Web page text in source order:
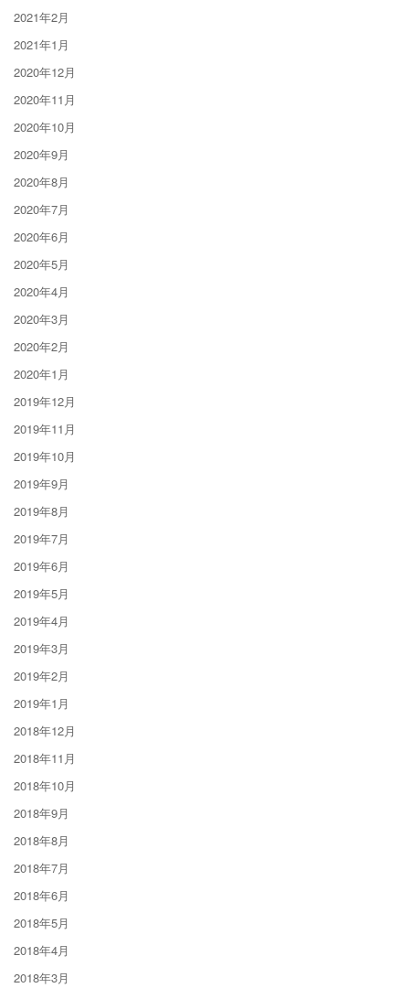
2021年2月
2021年1月
2020年12月
2020年11月
2020年10月
2020年9月
2020年8月
2020年7月
2020年6月
2020年5月
2020年4月
2020年3月
2020年2月
2020年1月
2019年12月
2019年11月
2019年10月
2019年9月
2019年8月
2019年7月
2019年6月
2019年5月
2019年4月
2019年3月
2019年2月
2019年1月
2018年12月
2018年11月
2018年10月
2018年9月
2018年8月
2018年7月
2018年6月
2018年5月
2018年4月
2018年3月